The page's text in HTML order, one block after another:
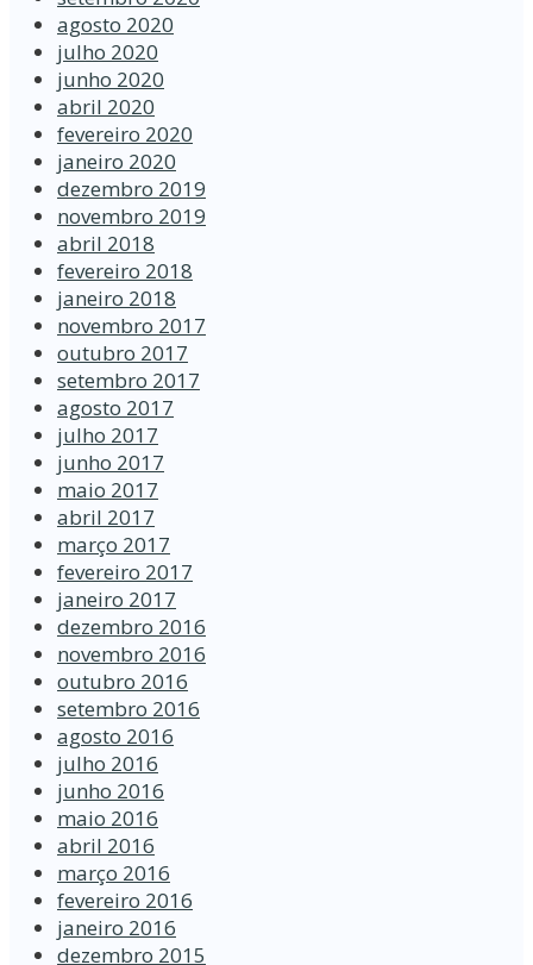
agosto 2020
julho 2020
junho 2020
abril 2020
fevereiro 2020
janeiro 2020
dezembro 2019
novembro 2019
abril 2018
fevereiro 2018
janeiro 2018
novembro 2017
outubro 2017
setembro 2017
agosto 2017
julho 2017
junho 2017
maio 2017
abril 2017
março 2017
fevereiro 2017
janeiro 2017
dezembro 2016
novembro 2016
outubro 2016
setembro 2016
agosto 2016
julho 2016
junho 2016
maio 2016
abril 2016
março 2016
fevereiro 2016
janeiro 2016
dezembro 2015